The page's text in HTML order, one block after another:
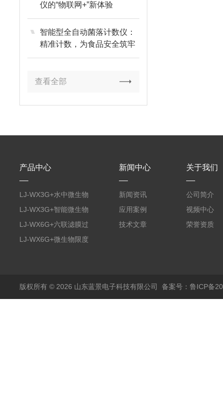
仪的“物联网+”新体验
智能型全自动菌落计数仪：
精准计数，为食品安全筑牢
防线
查看全部
产品中心
LJ-WX3G+水中微生物
膜过滤装置
LJ-WX3G+智能微生物
限度仪
LJ-WX6G+六联滤膜过
滤器
LJ-WX6G+微生物限度
新闻中心
新闻资讯
应用案例
技术文章
关于我们
公司简介
视频中心
荣誉资质
版权所有 © 2026 山东蓝景电子科技有限公司 备案号：鲁ICP备